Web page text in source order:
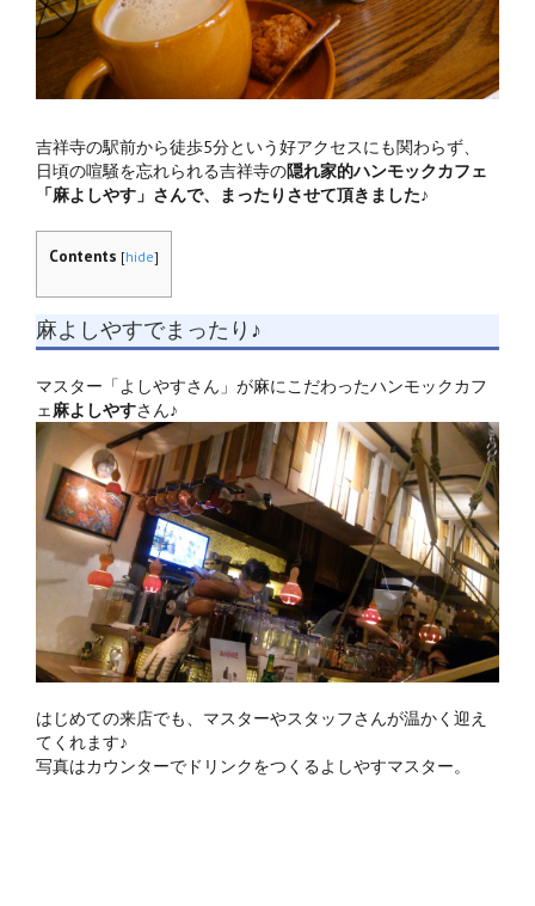
吉祥寺の駅前から徒歩5分という好アクセスにも関わらず、
日頃の喧騒を忘れられる吉祥寺の隠れ家的ハンモックカフェ
「麻よしやす」さんで、まったりさせて頂きました♪
Contents [hide]
麻よしやすでまったり♪
マスター「よしやすさん」が麻にこだわったハンモックカフ
ェ 麻よしやすさん♪
はじめての来店でも、マスターやスタッフさんが温かく迎え
てくれます♪
写真はカウンターでドリンクをつくるよしやすマスター。